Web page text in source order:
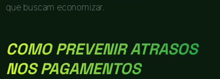
que buscam economizar.
COMO PREVENIR ATRASOS
NOS PAGAMENTOS